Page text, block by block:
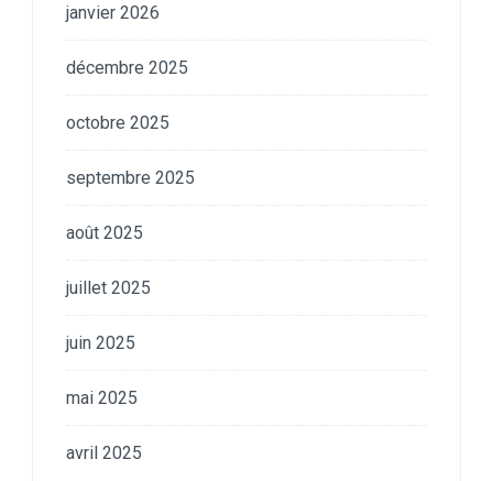
janvier 2026
décembre 2025
octobre 2025
septembre 2025
août 2025
juillet 2025
juin 2025
mai 2025
avril 2025